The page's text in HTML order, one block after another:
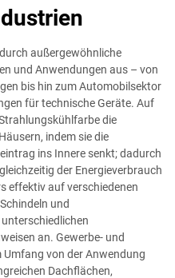
außergewöhnliche
und Anwendungen aus – von
bis hin zum Automobilsektor
für technische Geräte. Auf
die
indem sie die
ins Innere senkt; dadurch
der Energieverbrauch
effektiv auf verschiedenen
und
an. Gewerbe- und
von der Anwendung
Dachflächen,